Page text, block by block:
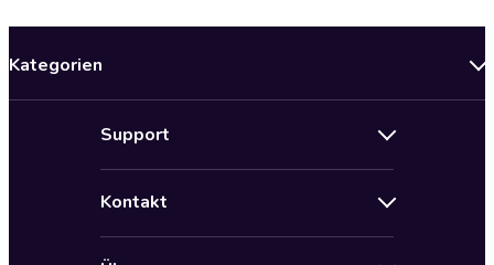
Kategorien
Support
AGB für Audioteka Abo
Kontakt